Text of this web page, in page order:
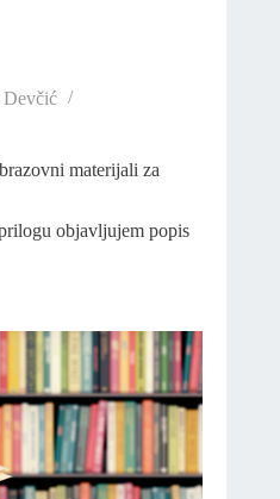
Devčić
materijali za
objavljujem popis